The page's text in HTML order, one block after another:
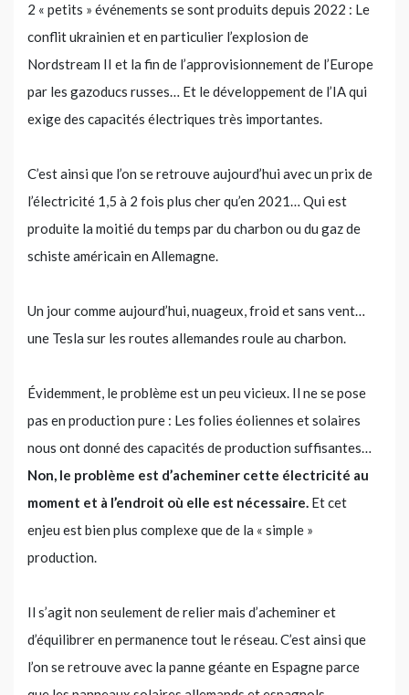
2 « petits » événements se sont produits depuis 2022 : Le
conflit ukrainien et en particulier l’explosion de
Nordstream II et la fin de l’approvisionnement de l’Europe
par les gazoducs russes… Et le développement de l’IA qui
exige des capacités électriques très importantes.
C’est ainsi que l’on se retrouve aujourd’hui avec un prix de
l’électricité 1,5 à 2 fois plus cher qu’en 2021… Qui est
produite la moitié du temps par du charbon ou du gaz de
schiste américain en Allemagne.
Un jour comme aujourd’hui, nuageux, froid et sans vent…
une Tesla sur les routes allemandes roule au charbon.
Évidemment, le problème est un peu vicieux. Il ne se pose
pas en production pure : Les folies éoliennes et solaires
nous ont donné des capacités de production suffisantes…
Non, le problème est d’acheminer cette électricité au
moment et à l’endroit où elle est nécessaire. Et cet
enjeu est bien plus complexe que de la « simple »
production.
Il s’agit non seulement de relier mais d’acheminer et
d’équilibrer en permanence tout le réseau. C’est ainsi que
l’on se retrouve avec la panne géante en Espagne parce